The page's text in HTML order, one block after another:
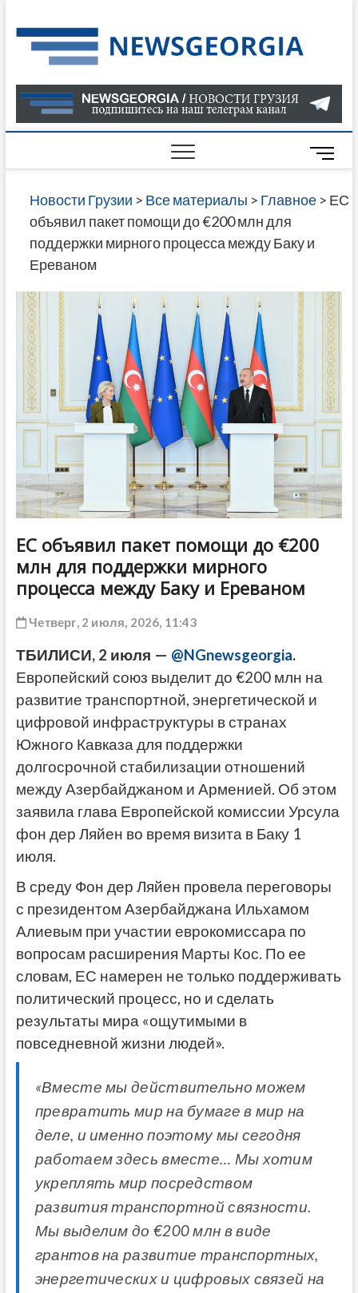
to
content
О
В
ГРУЗИИ
САЙТЕ
M
e
n
Новости Грузии > Все материалы > Главное> ЕС
объявил пакет помощи до €200 млн для
поддержки мирного процесса между Баку и
Ереваном
ЕС объявил пакет помощи до €200
млн для поддержки мирного
процесса между Баку и Ереваном
Четверг, 2 июля, 2026, 11:43
ТБИЛИСИ, 2 июля — @NGnewsgeorgia.
Европейский союз выделит до €200 млн на
развитие транспортной, энергетической и
цифровой инфраструктуры в странах
Южного Кавказа для поддержки
долгосрочной стабилизации отношений
между Азербайджаном и Арменией. Об этом
заявила глава Европейской комиссии Урсула
фон дер Ляйен во время визита в Баку 1
июля.
В среду Фон дер Ляйен провела переговоры
с президентом Азербайджана Ильхамом
Алиевым при участии еврокомиссара по
вопросам расширения Марты Кос. По ее
словам, ЕС намерен не только поддерживать
политический процесс, но и сделать
результаты мира «ощутимыми в
повседневной жизни людей».
«Вместе мы действительно можем
превратить мир на бумаге в мир на
деле, и именно поэтому мы сегодня
работаем здесь вместе… Мы хотим
укреплять мир посредством
развития транспортной связности.
Мы выделим до €200 млн в виде
грантов на развитие транспортных,
энергетических и цифровых связей на